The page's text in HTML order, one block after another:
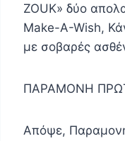
ZOUK» δύο
Make-A-Wish,
με σοβαρές
ΠΑΡΑΜΟΝΗ
Απόψε,